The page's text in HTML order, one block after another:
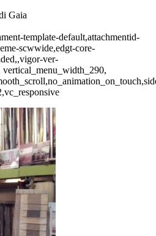
Gaia
template-default,attachmentid-
scwwide,edgt-core-
ver-
vertical_menu_width_290,